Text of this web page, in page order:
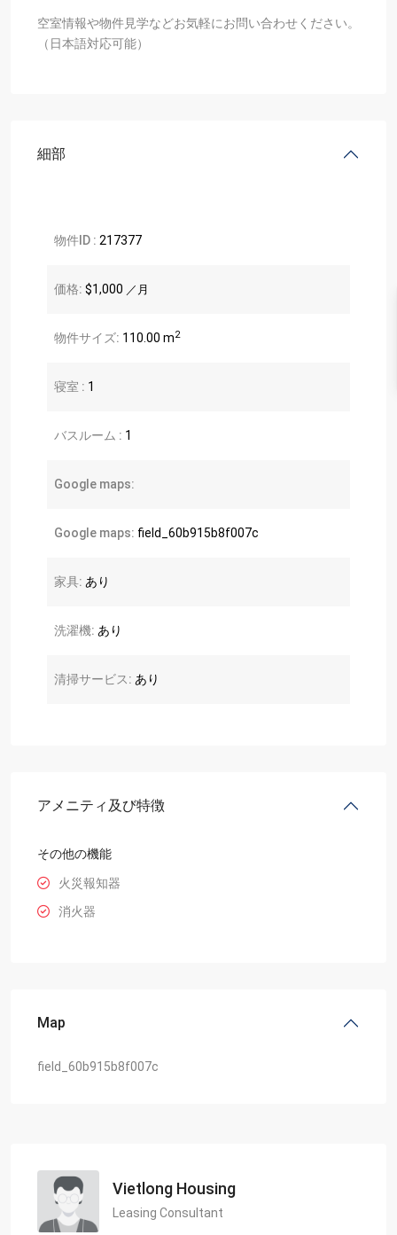
空室情報や物件見学などお気軽にお問い合わせください。
（日本語対応可能）
細部
物件ID : 217377
価格: $1,000 ／月
物件サイズ: 110.00 m2
寝室 : 1
バスルーム : 1
Google maps:
Google maps: field_60b915b8f007c
家具: あり
洗濯機: あり
清掃サービス: あり
アメニティ及び特徴
その他の機能
火災報知器
消火器
Map
field_60b915b8f007c
Vietlong Housing
Leasing Consultant